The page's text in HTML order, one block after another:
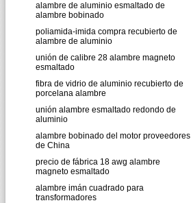
alambre de aluminio esmaltado de
alambre bobinado
poliamida-imida compra recubierto de
alambre de aluminio
unión de calibre 28 alambre magneto
esmaltado
fibra de vidrio de aluminio recubierto de
porcelana alambre
unión alambre esmaltado redondo de
aluminio
alambre bobinado del motor proveedores
de China
precio de fábrica 18 awg alambre
magneto esmaltado
alambre imán cuadrado para
transformadores